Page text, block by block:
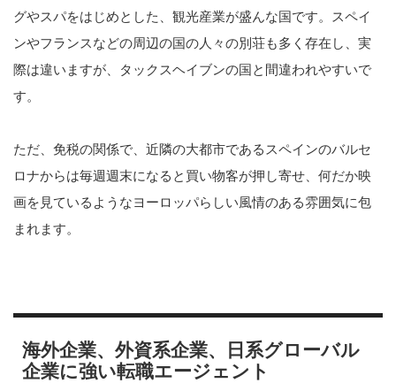
グやスパをはじめとした、観光産業が盛んな国です。スペイ
ンやフランスなどの周辺の国の人々の別荘も多く存在し、実
際は違いますが、タックスヘイブンの国と間違われやすいで
す。
ただ、免税の関係で、近隣の大都市であるスペインのバルセ
ロナからは毎週週末になると買い物客が押し寄せ、何だか映
画を見ているようなヨーロッパらしい風情のある雰囲気に包
まれます。
海外企業、外資系企業、日系グローバル
企業に強い転職エージェント